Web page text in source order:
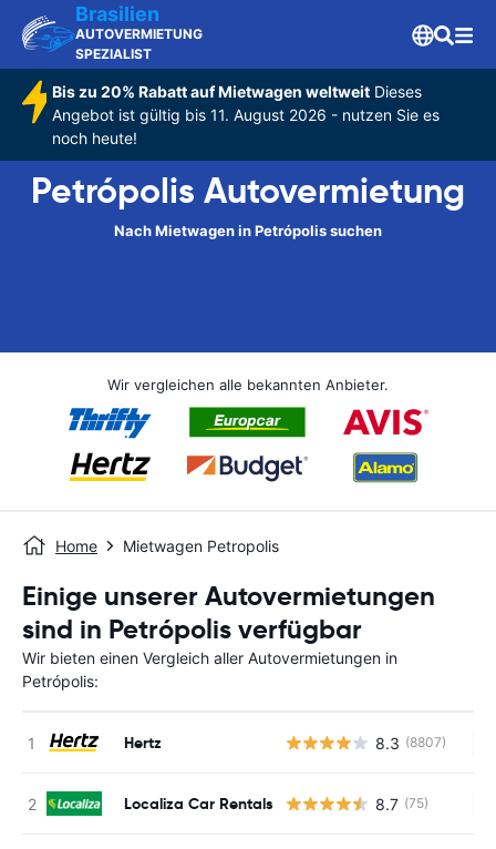
Brasilien
AUTOVERMIETUNG
SPEZIALIST
Bis zu 20% Rabatt auf Mietwagen weltweitDieses
Angebot ist gültig bis 11. August 2026 - nutzen Sie es
noch heute!
Petrópolis Autovermietung
Nach Mietwagen in Petrópolis suchen
Wir vergleichen alle bekannten Anbieter.
Home Mietwagen Petropolis
Einige unserer Autovermietungen
sind in Petrópolis verfügbar
Wir bieten einen Vergleich aller Autovermietungen in
Petrópolis:
Hertz 8.3 (8807)
Localiza Car Rentals 8.7 (75)